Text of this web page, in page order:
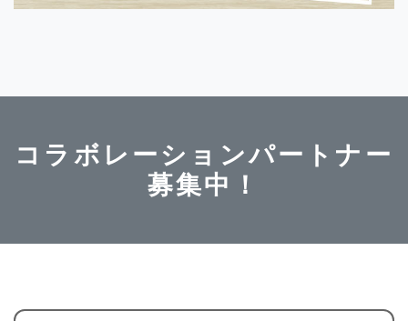
コラボレーションパートナー
募集中！